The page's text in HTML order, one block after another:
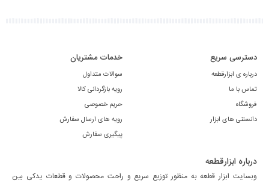
دسترسی سریع
درباره ی ابزارقطعه
تماس با ما
فروشگاه
دانستنی های ابزار
خدمات مشتریان
سوالات متداول
رویه بازگردانی کالا
حریم خصوصی
رویه های ارسال سفارش
پیگیری سفارش
درباره ابزارقطعه
وبسایت ابزار قطعه به منظور توزیع سریع و راحت محصولات و قطعات یدکی بین